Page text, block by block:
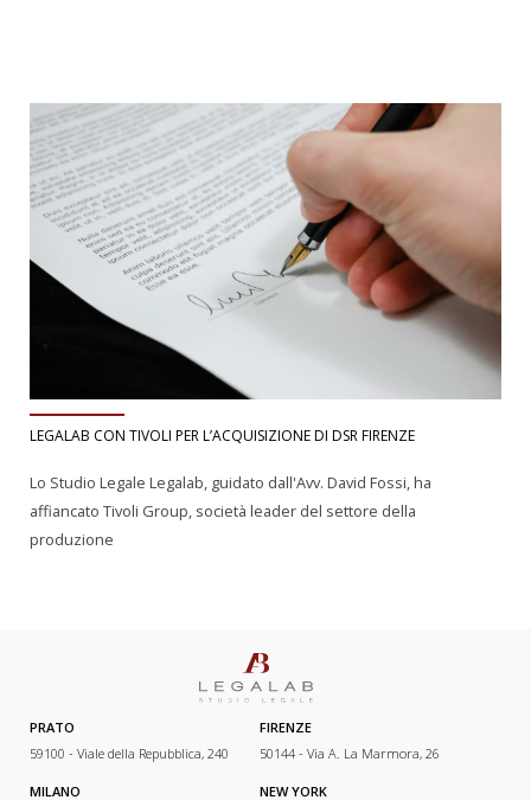
LEGALAB CON TIVOLI PER L’ACQUISIZIONE DI DSR FIRENZE
Lo Studio Legale Legalab, guidato dall'Avv. David Fossi, ha
affiancato Tivoli Group, società leader del settore della
produzione
PRATO
59100 - Viale della Repubblica, 240
FIRENZE
50144 - Via A. La Marmora, 26
MILANO NEW YORK